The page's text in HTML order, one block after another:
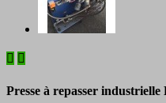
 
Presse à repasser industrielle